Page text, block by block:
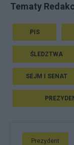
Tematy
PIS
ŚLEDZTWA
SEJM I SENAT
Prezydent